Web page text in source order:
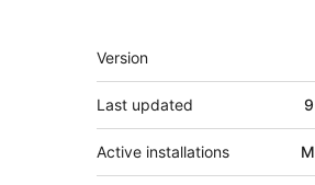
Meta
Version
Last updated
Active installations